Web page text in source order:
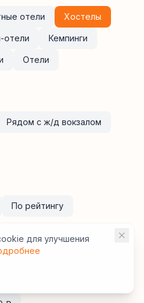
отели Хостелы
отели Кемпинги
Отели
Рядом с ж/д вокзалом
По рейтингу
для улучшения